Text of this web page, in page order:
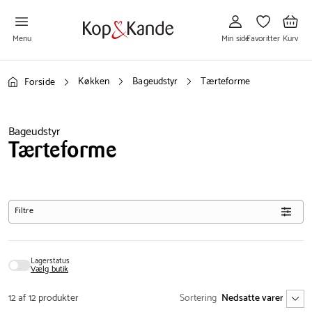
Menu
til
Min
side
Min side
til
Favoritter
Favoritter
til
Kurv
Kurv
Forside Køkken Bageudstyr Tærteforme
Bageudstyr
Tærteforme
Filtre
Lagerstatus
Vælg butik
12 af 12 produkter Sortering